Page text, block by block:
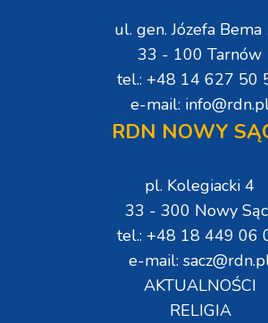
ul. gen. Józefa Bema
33 - 100 Tarnów
tel.: +48 14 627 50
e-mail:
RDN NOWY
pl. Kolegiacki 4
33 - 300 Nowy
tel.: +48 18 449 06
e-mail:
AKTUALNOŚCI
RELIGIA